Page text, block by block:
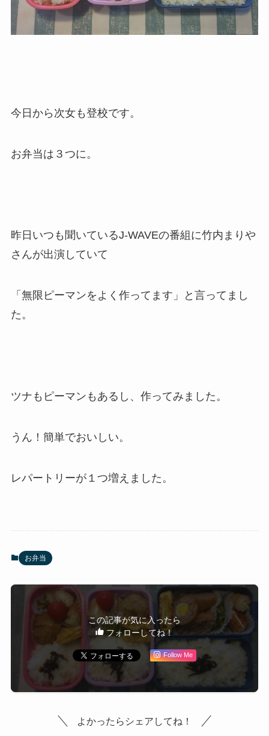
今日から次女も登校です。
お弁当は３つに。
昨日いつも聞いているJ-WAVEの番組に竹内まりや
さんが出演していて
「 無限ピーマンをよく作ってます」と言ってまし
た。
ツナもピーマンもあるし、作ってみました。
うん！簡単でおいしい。
レパートリーが１つ増えました。
お弁当
この記事が気に入ったら
フォローしてね！
Follow Me
よかったらシェアしてね！